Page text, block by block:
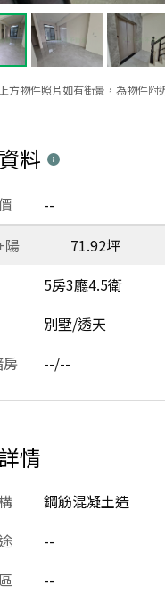
方物件照片如有街景，為物件附
料
--
陽
71.92坪
5房3廳4.5衛
別墅/透天
--/--
情
鋼筋混凝土造
--
--